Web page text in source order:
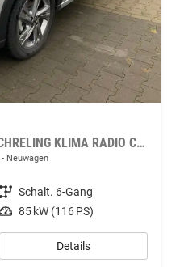
LIFE 1.0 TSI 115PS inkl. DACHRELING KLIMA RADIO COMPOSITION COLOUR/BT/DAB/APP CONNECT/USB VO+HI DIG. COCKPIT MUFU-LEDERLENKRAD PS VO/HI LED-SCHEINW. MITTELARML. VO RESERVE 16"ALU
Neuwagen
Getriebe Schalt. 6-Gang
Leistung 85 kW (116 PS)
Details